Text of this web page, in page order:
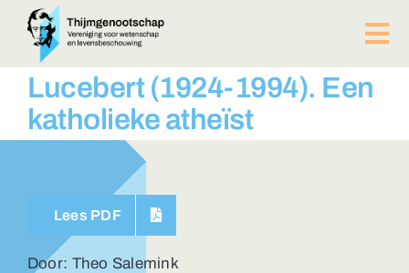
naar
inhoud
BIJEENKOMSTEN
ACTUEEL
Lid worden?
Contact
Lucebert (1924-1994). Een
katholieke atheïst
Lees PDF
Door: Theo Salemink